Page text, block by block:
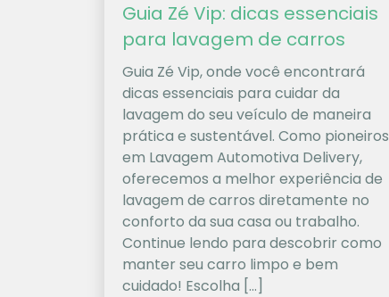
Guia Zé Vip: dicas essenciais
para lavagem de carros
Guia Zé Vip, onde você encontrará
dicas essenciais para cuidar da
lavagem do seu veículo de maneira
prática e sustentável. Como pioneiros
em Lavagem Automotiva Delivery,
oferecemos a melhor experiência de
lavagem de carros diretamente no
conforto da sua casa ou trabalho.
Continue lendo para descobrir como
manter seu carro limpo e bem
cuidado! Escolha […]